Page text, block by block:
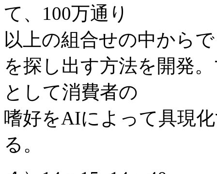
て、100万通り
以上の組合せの中から
を探し出す方法を開発
として消費者の
嗜好をAIによって具現
る。